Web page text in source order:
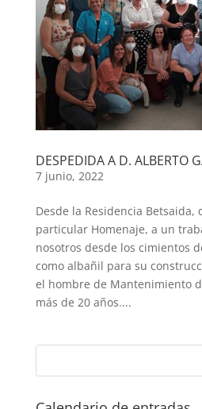
DESPEDIDA A D. ALBERTO
7 junio, 2022
Desde la Residencia
particular Homenaje, a un
nosotros desde los cimientos
como albañil para su
el hombre de Mantenimiento
más de 20 años....